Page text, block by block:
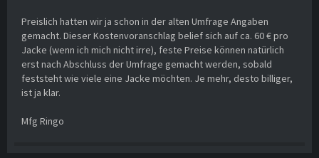
Preislich hatten wir ja schon in der alten Umfrage Angaben
gemacht. Dieser Kostenvoranschlag belief sich auf ca. 60 € pro
Jacke (wenn ich mich nicht irre), feste Preise können natürlich
erst nach Abschluss der Umfrage gemacht werden, sobald
feststeht wie viele eine Jacke möchten. Je mehr, desto billiger,
ist ja klar.
Mfg Ringo